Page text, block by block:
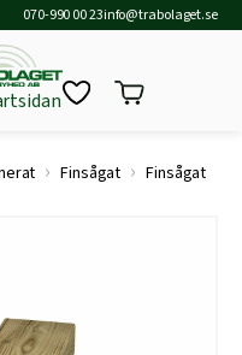
070-990 00 23info@trabolaget.se
› Finsågat › Finsågat